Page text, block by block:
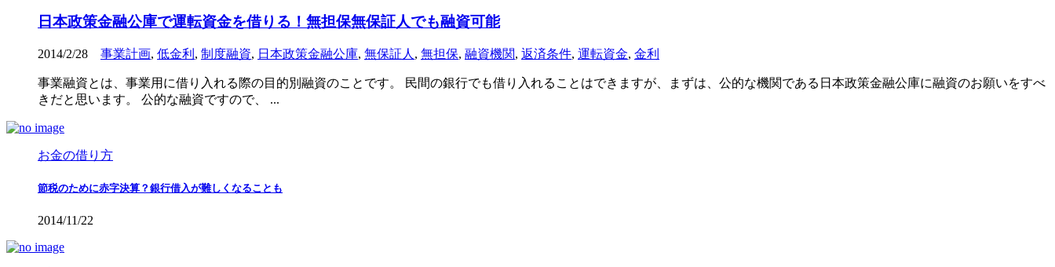
日本政策金融公庫で運転資金を借りる！無担保無保証人でも融資可能
2014/2/28 事業計画, 低金利 , 制度融資, 日本政策金融公庫, 無保証人 , 無担保, 融資機関, 返済条件, 運転資金, 金利
事業融資とは、事業用に借り入れる際の目的別融資のことです。 民間の銀行でも借り入れることはできますが、まずは、公的な機関である日本政策金融公庫に融資のお願いをすべ
きだと思います。 公的な融資ですので、 ...
お金の借り方
節税のために赤字決算？銀行借入が難しくなることも
2014/11/22